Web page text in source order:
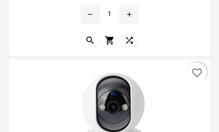
Visualizacioacuten nocturna 10 mts Audio
Soporta deteccioacuten de humanos y mascotas
Soporta fast forward...
remove add
  
favorite_border